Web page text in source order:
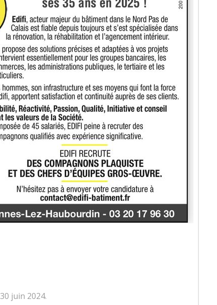
juin 2024.